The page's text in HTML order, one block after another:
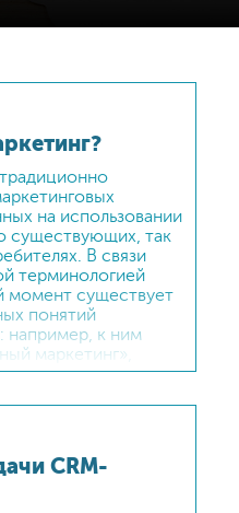
на использовании
существующих, так
В связи
терминологией
момент существует
понятий
например, к ним
маркетинг»,
и другие.
CRM-